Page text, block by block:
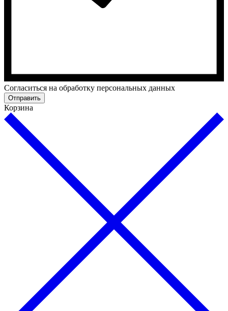
Cогласиться на обработку персональных данных
Отправить
Корзина